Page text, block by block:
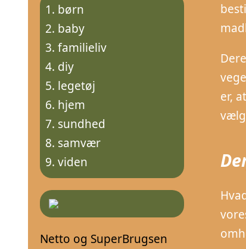
er,
børn
baby
familieliv
diy
legetøj
hjem
sundhed
samvær
viden
Netto og SuperBrugsen